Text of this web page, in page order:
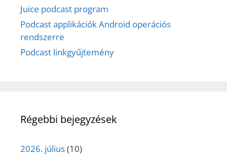
Juice podcast program
Podcast applikációk Android operációs
rendszerre
Podcast linkgyűjtemény
Régebbi bejegyzések
2026. július(10)